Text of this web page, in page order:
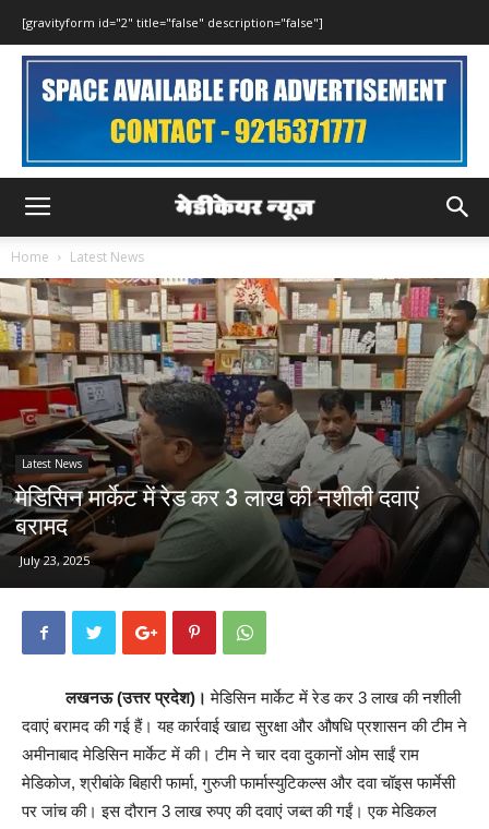
[gravityform id="2" title="false" description="false"]
Home Latest News
Latest News
मेडिसिन मार्केट में रेड कर 3 लाख की नशीली दवाएं
बरामद
July 23, 2025
लखनऊ (उत्तर प्रदेश)। मेडिसिन मार्केट में रेड कर 3 लाख की नशीली
दवाएं बरामद की गई हैं। यह कार्रवाई खाद्य सुरक्षा और औषधि प्रशासन की टीम ने
अमीनाबाद मेडिसिन मार्केट में की। टीम ने चार दवा दुकानों ओम साईं राम
मेडिकोज, श्रीबांके बिहारी फार्मा, गुरुजी फार्मास्युटिकल्स और दवा चॉइस फार्मेसी
पर जांच की। इस दौरान 3 लाख रुपए की दवाएं जब्त की गईं। एक मेडिकल